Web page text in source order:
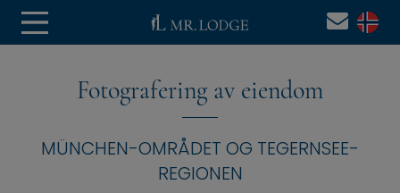
Fotografering av eiendom
MÜNCHEN-OMRÅDET OG TEGERNSEE-
REGIONEN